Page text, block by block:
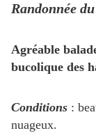
Randonnée
Agréable
bucolique des
Conditions :
nuageux.